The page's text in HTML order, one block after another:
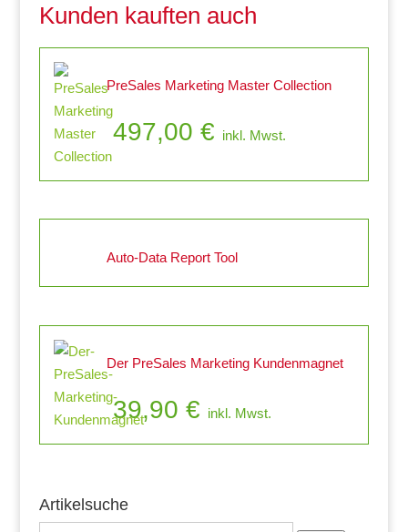
Kunden kauften auch
PreSales Marketing Master Collection
497,00€ inkl. Mwst.
Auto-Data Report Tool
Der PreSales Marketing Kundenmagnet
39,90€ inkl. Mwst.
Artikelsuche